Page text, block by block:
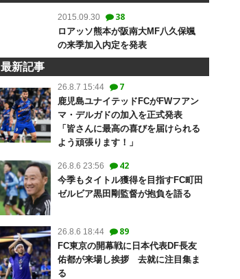
2015.09.30 38
ロアッソ熊本が阪南大MF八久保颯
の来季加入内定を発表
最新記事
26.8.7 15:44 7
鹿児島ユナイテッドFCがFWフアン
マ・デルガドの加入を正式発表
「皆さんに最高の喜びを届けられる
よう頑張ります！」
26.8.6 23:56 42
今季もタイトル獲得を目指すFC町田
ゼルビア黒田剛監督が抱負を語る
26.8.6 18:44 89
FC東京の開幕戦に日本代表DF長友
佑都が来場し挨拶 去就に注目集ま
る